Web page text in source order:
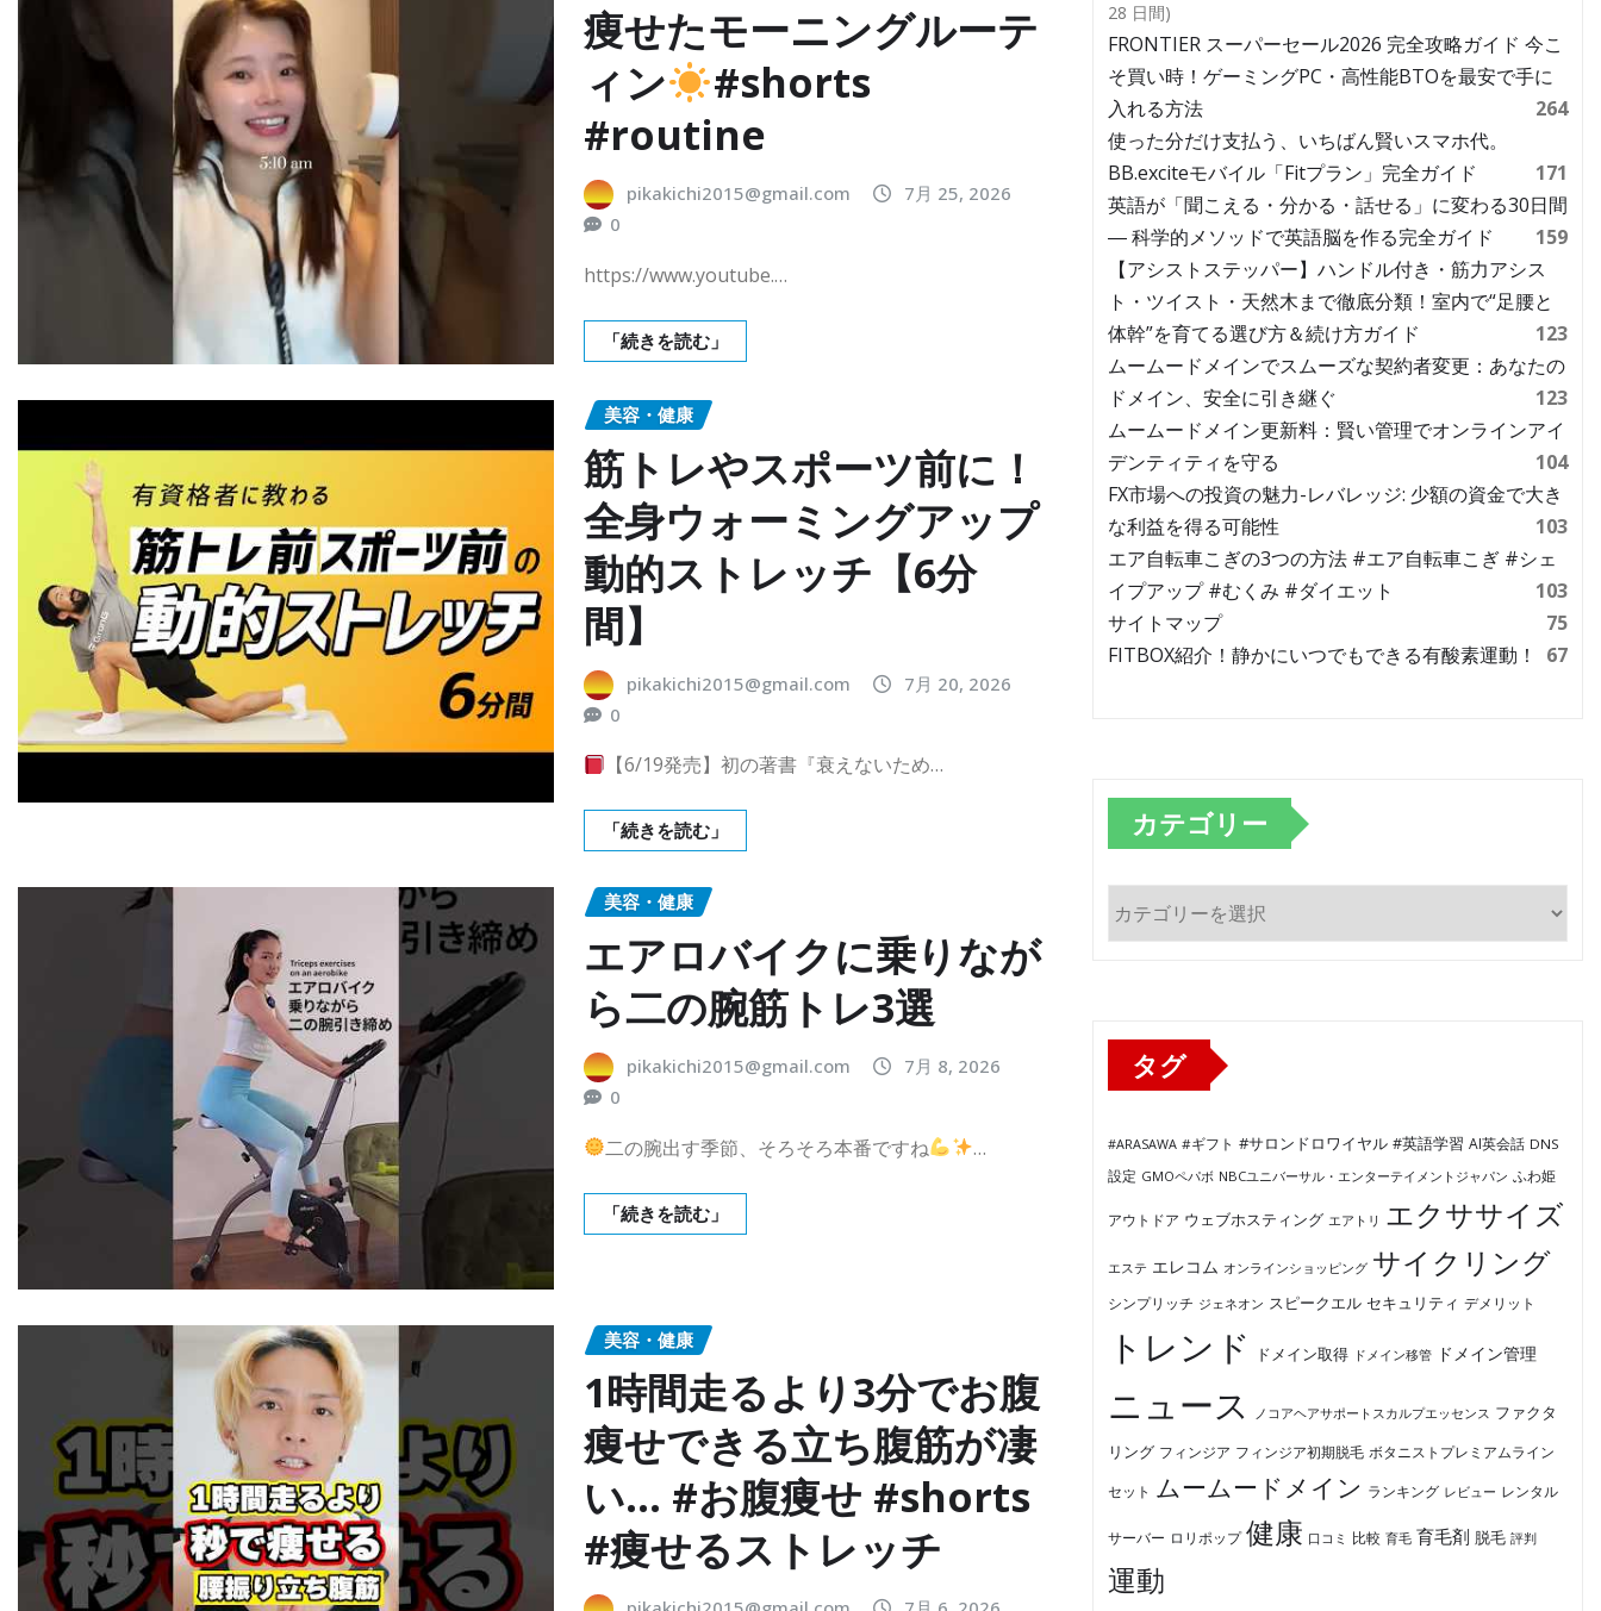
痩せたモーニングルーテ
ィン
#shorts
#routine
pikakichi2015@gmail.com
7月 25, 2026
0
https://www.youtube.…
「続きを読む」
美容・健康
筋トレやスポーツ前に！
全身ウォーミングアップ
動的ストレッチ【6分
間】
pikakichi2015@gmail.com
7月 20, 2026
0
【6/19発売】初の著書『衰えないため…
「続きを読む」
美容・健康
エアロバイクに乗りなが
ら二の腕筋トレ3選
pikakichi2015@gmail.com
7月 8, 2026
0
二の腕出す季節、そろそろ本番ですね …
「続きを読む」
美容・健康
1時間走るより3分でお腹
痩せできる立ち腹筋が凄
い… #お腹痩せ #shorts
#痩せるストレッチ
28 日間)
FRONTIER スーパーセール2026 完全攻略ガイド 今こ
そ買い時！ゲーミングPC・高性能BTOを最安で手に
入れる方法
264
使った分だけ支払う、いちばん賢いスマホ代。
BB.exciteモバイル「Fitプラン」完全ガイド
171
英語が「聞こえる・分かる・話せる」に変わる30日間
― 科学的メソッドで英語脳を作る完全ガイド
159
【アシストステッパー】ハンドル付き・筋力アシス
ト・ツイスト・天然木まで徹底分類！室内で“足腰と
体幹”を育てる選び方＆続け方ガイド
123
ムームードメインでスムーズな契約者変更：あなたの
ドメイン、安全に引き継ぐ
123
ムームードメイン更新料：賢い管理でオンラインアイ
デンティティを守る
104
FX市場への投資の魅力-レバレッジ: 少額の資金で大き
な利益を得る可能性
103
エア自転車こぎの3つの方法 #エア自転車こぎ #シェ
イプアップ #むくみ #ダイエット
103
サイトマップ
75
FITBOX紹介！静かにいつでもできる有酸素運動！
67
カテゴリー
テ
タグ
#ARASAWA #ギフト #サロンドロワイヤル #英語学習 AI英会話 DNS
設定 GMOペパボ NBCユニバーサル・エンターテイメントジャパン ふわ姫
アウトドア ウェブホスティング エアトリ エクササイズ
エステ エレコム オンラインショッピング サイクリング
シンプリッチ ジェネオン スピークエル セキュリティ デメリット
トレンド ドメイン取得 ドメイン移管 ドメイン管理
ニュース ノコアヘアサポートスカルプエッセンス ファクタ
リング フィンジア フィンジア初期脱毛 ボタニストプレミアムライン
セット ムームードメイン ランキング レビュー レンタル
サーバー ロリポップ 健康 口コミ 比較 育毛 育毛剤 脱毛 評判
運動